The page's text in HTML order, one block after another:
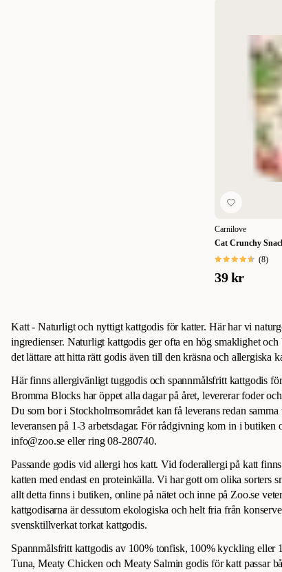
Carnilove
Cat Crunchy
(8)
39 kr
Katt - Naturligt och nyttigt kattgodis för katter. Här har vi
ingredienser. Naturligt kattgodis ger ofta en hög smaklighet
det lättare att hitta rätt godis även till den kräsna och allergiska
Här finns allergivänligt tuggodis och spannmålsfritt kattgodis
Bromma Blocks har öppet alla dagar på året, levererar foder
Du som bor i Stockholmsområdet kan få leverans redan
leveransen på 1-3 arbetsdagar. För rådgivning kom in i butiken
info@zoo.se eller ring 08-280740.
Passande godis vid allergi hos katt. Vid foderallergi på katt
katten med endast en proteinkälla. Vi har gott om olika sorters
allt detta finns i butiken, online på nätet och inne på Zoo.se
kattgodisarna är dessutom ekologiska och helt fria från
svensktillverkat torkat kattgodis.
Spannmålsfritt kattgodis av 100% tonfisk, 100% kyckling eller
Tuna, Meaty Chicken och Meaty Salmin godis för katt passar